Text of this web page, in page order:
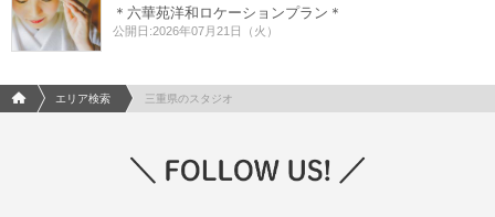
＊六華苑洋和ロケーションプラン＊
公開日:2026年07月21日（火）
フォトウエディング/結婚写真のPhotorait ホーム
エリア検索 三重県のスタジオ